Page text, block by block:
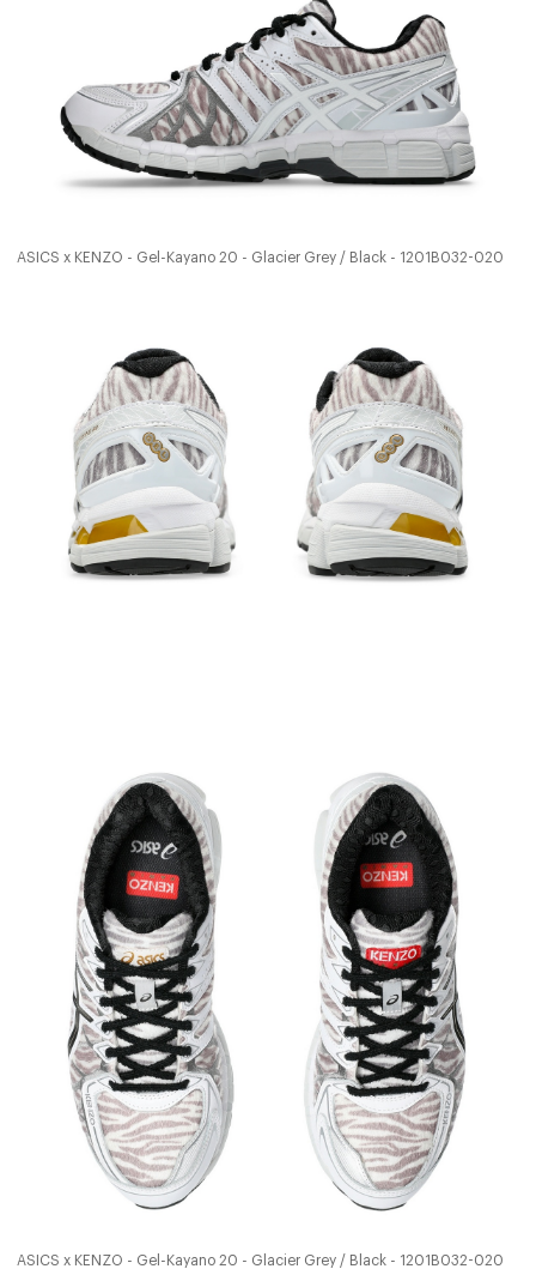
ASICS x KENZO - Gel-Kayano 20 - Glacier Grey / Black - 1201B032-020
ASICS x KENZO - Gel-Kayano 20 - Glacier Grey / Black - 1201B032-020